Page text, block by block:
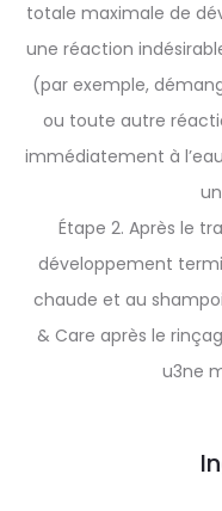
totale maximale de
une réaction
(par exemple,
ou toute autre
immédiatement à
Étape 2. Après le
développement
chaude et au
& Care après le
u3ne